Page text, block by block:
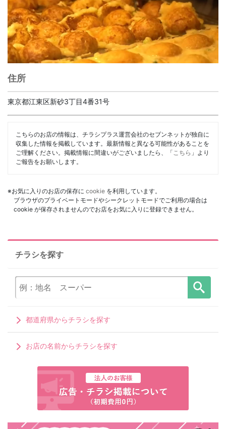
住所
東京都江東区新砂3丁目4番31号
こちらのお店の情報は、チラシプラス運営会社のセブンネットが独自に
収集した情報を掲載しています。最新情報と異なる可能性があることを
ご理解ください。掲載情報に間違いがございましたら、「 こちら 」より
ご報告をお願いします。
※お気に入りのお店の保存に cookie を利用しています。
ブラウザのプライベートモードやシークレットモードでご利用の場合は
cookie が保存されませんのでお店をお気に入りに登録できません。
チラシを探す
都道府県からチラシを探す
お店の名前からチラシを探す